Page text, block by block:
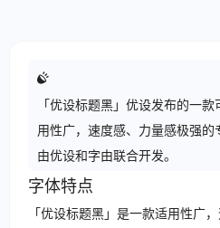
「优设标题黑」优设发布的一
用性广，速度感、力量感极强
由优设和字由联合开发。
字体特点
「优设标题黑」是一款适用性广